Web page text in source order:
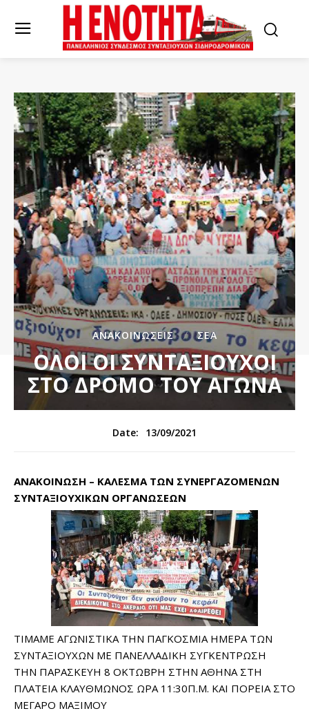
ΑΝΑΚΟΙΝΏΣΕΙΣ ΣΕΑ
ΟΛΟΙ ΟΙ ΣΥΝΤΑΞΙΟΥΧΟΙ
ΣΤΟ ΔΡΟΜΟ ΤΟΥ ΑΓΩΝΑ
Date: 13/09/2021
ΑΝΑΚΟΙΝΩΣΗ – ΚΑΛΕΣΜΑ ΤΩΝ ΣΥΝΕΡΓΑΖΟΜΕΝΩΝ
ΣΥΝΤΑΞΙΟΥΧΙΚΩΝ ΟΡΓΑΝΩΣΕΩΝ
ΤΙΜΑΜΕ ΑΓΩΝΙΣΤΙΚΑ ΤΗΝ ΠΑΓΚΟΣΜΙΑ ΗΜΕΡΑ ΤΩΝ
ΣΥΝΤΑΞΙΟΥΧΩΝ ΜΕ ΠΑΝΕΛΛΑΔΙΚΗ ΣΥΓΚΕΝΤΡΩΣΗ
ΤΗΝ ΠΑΡΑΣΚΕΥΗ 8 ΟΚΤΩΒΡΗ ΣΤΗΝ ΑΘΗΝΑ ΣΤΗ
ΠΛΑΤΕΙΑ ΚΛΑΥΘΜΩΝΟΣ ΩΡΑ 11:30Π.Μ. ΚΑΙ ΠΟΡΕΙΑ ΣΤΟ
ΜΕΓΑΡΟ ΜΑΞΙΜΟΥ